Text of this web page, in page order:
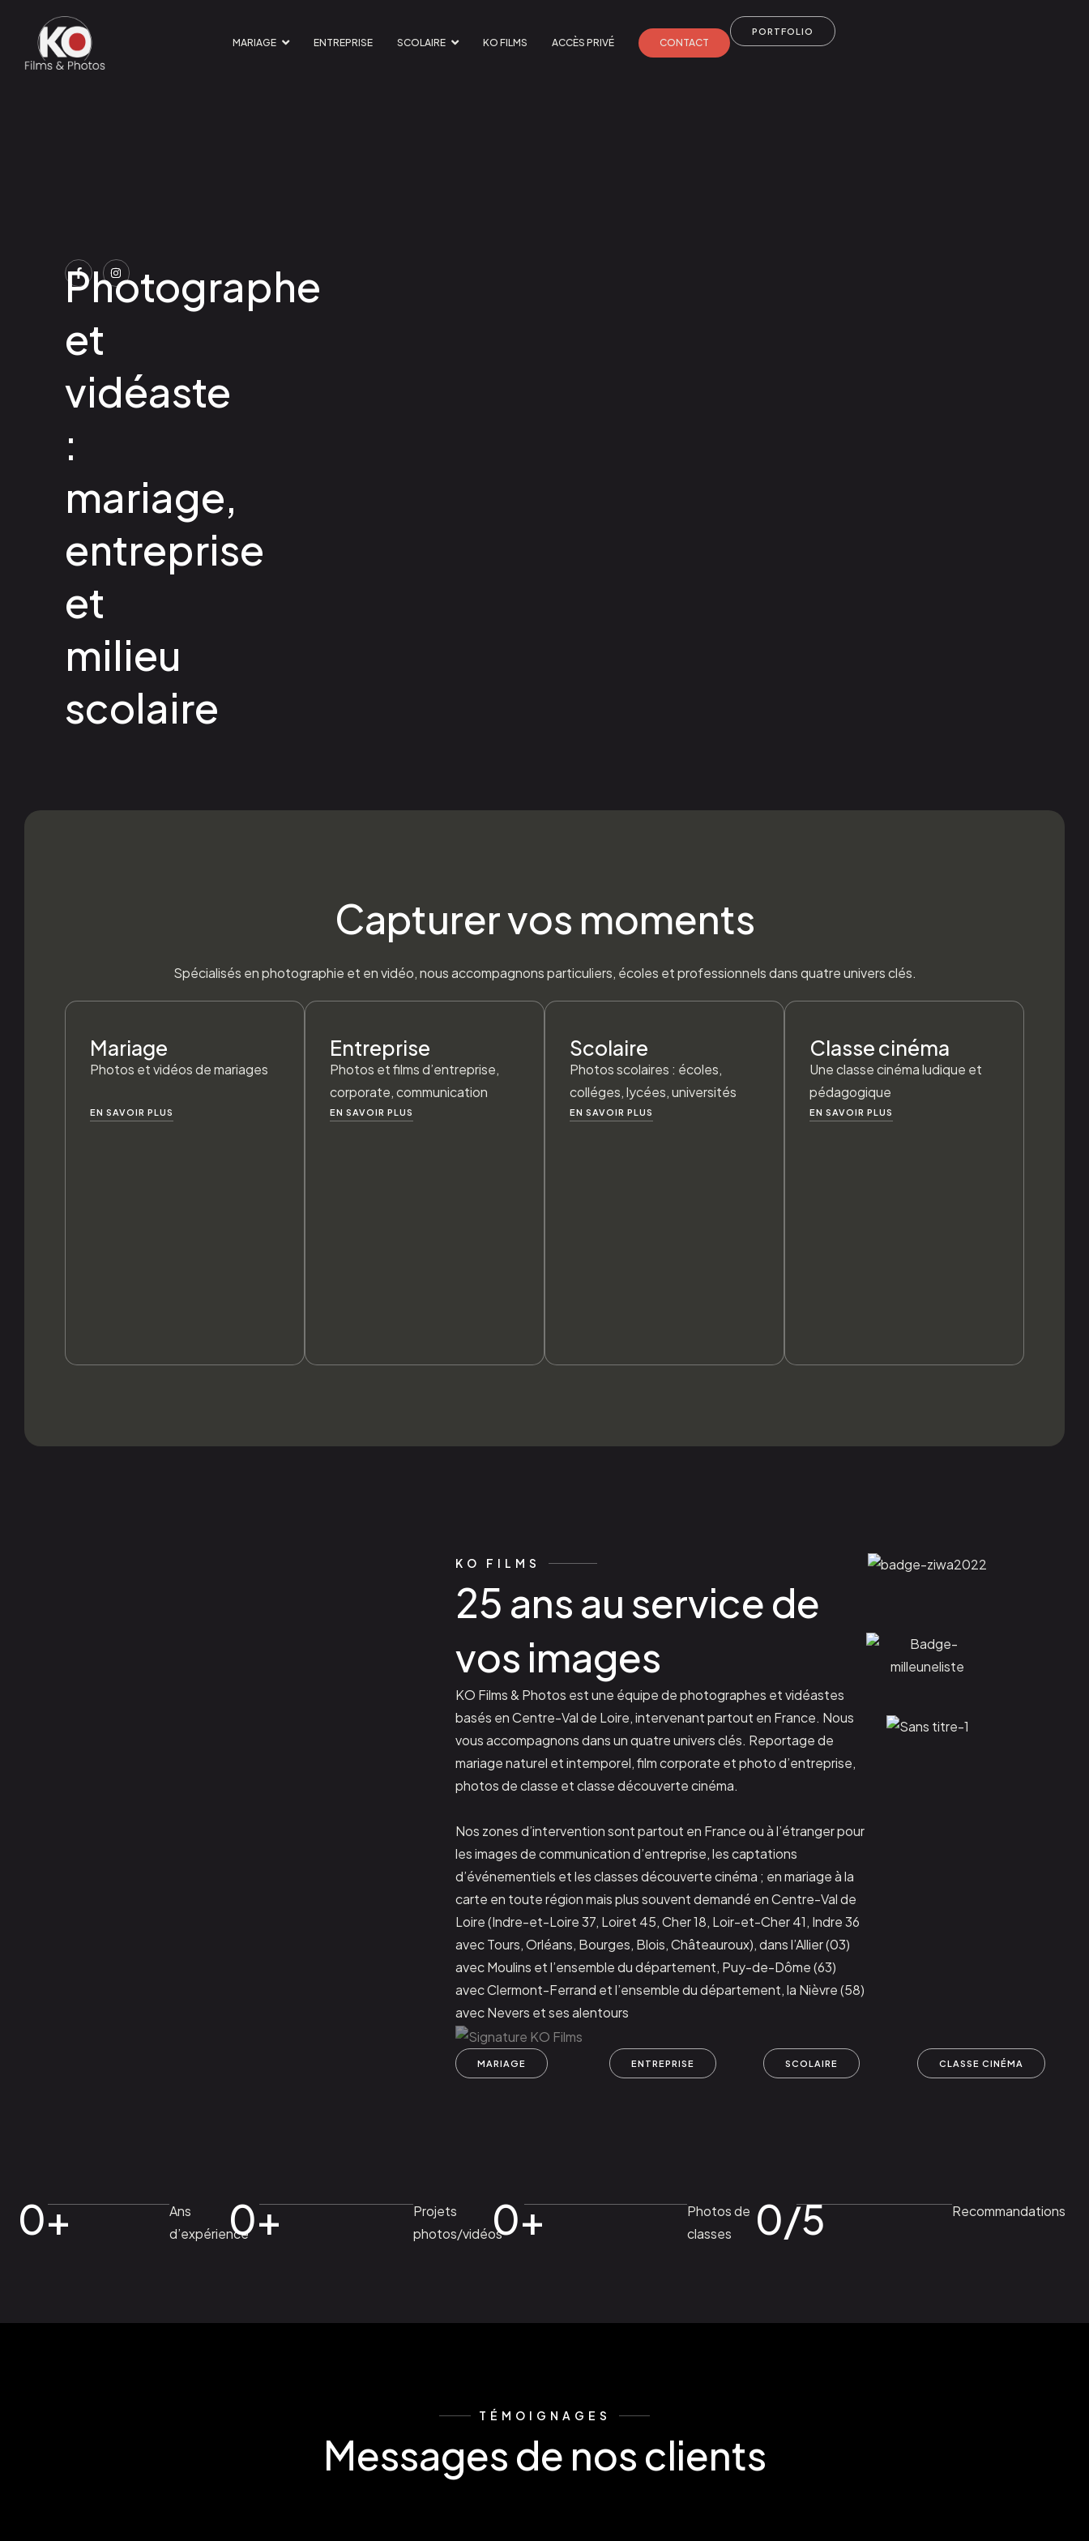
MARIAGE ENTREPRISE SCOLAIRE KO FILMS ACCÈS PRIVÉ CONTACT
PORTFOLIO
Photographe
et
vidéaste
:
mariage,
entreprise
et
milieu
scolaire
Capturer vos moments
Spécialisés en photographie et en vidéo, nous accompagnons particuliers, écoles et professionnels dans quatre univers clés.
Mariage
Photos et vidéos de mariages
EN SAVOIR PLUS
Entreprise
Photos et films d’entreprise,
corporate, communication
EN SAVOIR PLUS
Scolaire
Photos scolaires : écoles,
colléges, lycées, universités
EN SAVOIR PLUS
Classe cinéma
Une classe cinéma ludique et
pédagogique
EN SAVOIR PLUS
KO FILMS
25 ans au service de
vos images
KO Films & Photos est une équipe de photographes et vidéastes
basés en Centre-Val de Loire, intervenant partout en France. Nous
vous accompagnons dans un quatre univers clés. Reportage de
mariage naturel et intemporel, film corporate et photo d’entreprise,
photos de classe et classe découverte cinéma.
Nos zones d’intervention sont partout en France ou à l’étranger pour
les images de communication d’entreprise, les captations
d’événementiels et les classes découverte cinéma ; en mariage à la
carte en toute région mais plus souvent demandé en Centre-Val de
Loire (Indre-et-Loire 37, Loiret 45, Cher 18, Loir-et-Cher 41, Indre 36
avec Tours, Orléans, Bourges, Blois, Châteauroux), dans l’Allier (03)
avec Moulins et l’ensemble du département, Puy-de-Dôme (63)
avec Clermont-Ferrand et l’ensemble du département, la Nièvre (58)
avec Nevers et ses alentours
MARIAGE ENTREPRISE SCOLAIRE CLASSE CINÉMA
0+
Ans
d’expérience
0+
Projets
photos/vidéos0+
Photos de
classes
0/5 Recommandations
TÉMOIGNAGES
Messages de nos clients